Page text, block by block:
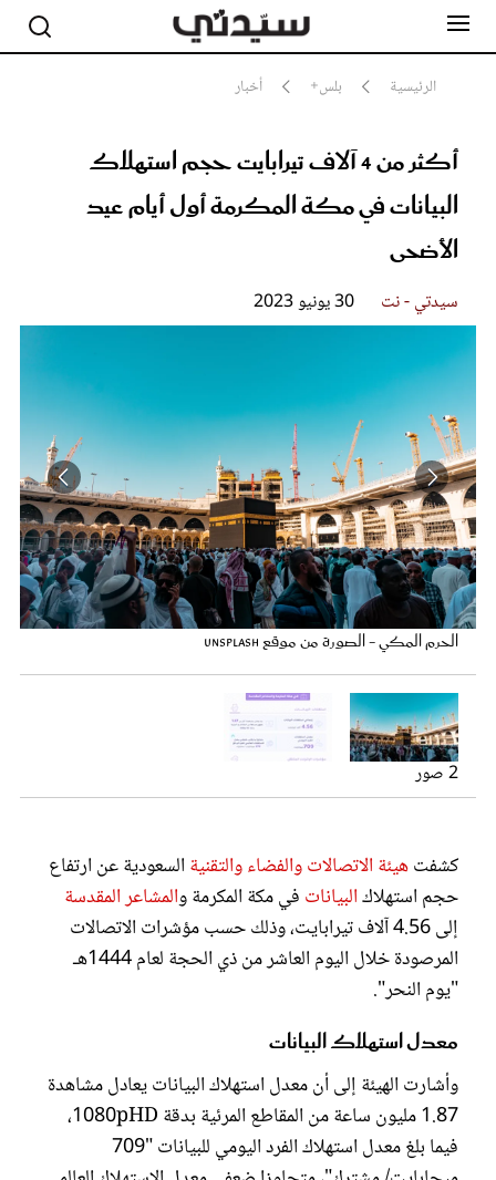
الرئيسية بلس+ أخبار
أكثر من 4 آلاف تيرابايت حجم استهلاك
البيانات في مكة المكرمة أول أيام عيد
الأضحى
سيدتي - نت 30 يونيو 2023
الحرم المكي - الصورة من موقع unsplash
2 صور
كشفتهيئة الاتصالات والفضاء والتقنية السعودية عن ارتفاع
حجم استهلاكالبيانات في مكة المكرمة والمشاعر المقدسة
إلى 4.56 آلاف تيرابايت، وذلك حسب مؤشرات الاتصالات
المرصودة خلال اليوم العاشر من ذي الحجة لعام 1444هـ
"يوم النحر".
معدل استهلاك البيانات
وأشارت الهيئة إلى أن معدل استهلاك البيانات يعادل مشاهدة
1.87 مليون ساعة من المقاطع المرئية بدقة 1080pHD،
فيما بلغ معدل استهلاك الفرد اليومي للبيانات "709
مشاهير
جمال
سيدتي وطفلك
بلس+
فيديو
مطبخ سيدتي
مقالات الرأي
ستايل
تقارير
عروس سيدتي
غلاف رفمي